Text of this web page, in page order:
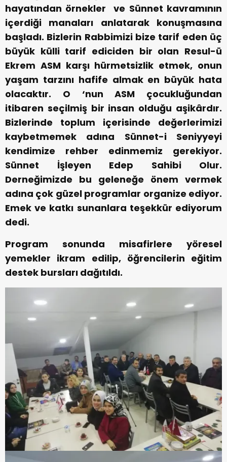
hayatından örnekler ve Sünnet kavramının
içerdiği manaları anlatarak konuşmasına
başladı. Bizlerin Rabbimizi bize tarif eden üç
büyük külli tarif ediciden bir olan Resul-ü
Ekrem ASM karşı hürmetsizlik etmek, onun
yaşam tarzını hafife almak en büyük hata
olacaktır. O ‘nun ASM çocukluğundan
itibaren seçilmiş bir insan olduğu aşikârdır.
Bizlerinde toplum içerisinde değerlerimizi
kaybetmemek adına Sünnet-i Seniyyeyi
kendimize rehber edinmemiz gerekiyor.
Sünnet İşleyen Edep Sahibi Olur.
Derneğimizde bu geleneğe önem vermek
adına çok güzel programlar organize ediyor.
Emek ve katkı sunanlara teşekkür ediyorum
dedi.
Program sonunda misafirlere yöresel
yemekler ikram edilip, öğrencilerin eğitim
destek bursları dağıtıldı.